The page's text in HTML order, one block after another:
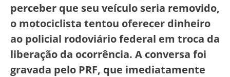
perceber que seu veículo seria removido,
o motociclista tentou oferecer dinheiro
ao policial rodoviário federal em troca da
liberação da ocorrência. A conversa foi
gravada pelo PRF, que imediatamente